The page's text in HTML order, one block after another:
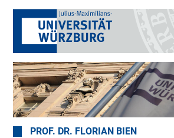
PROF. DR. FLORIAN BIEN